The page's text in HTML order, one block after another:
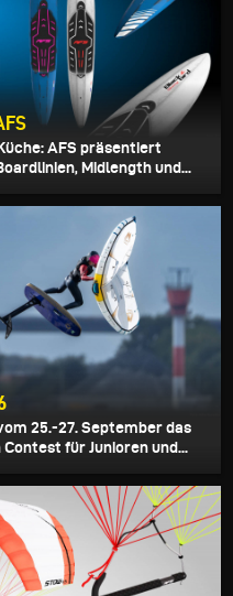
AFS präsentiert
Midlength und...
25.-27. September das
für Junioren und...